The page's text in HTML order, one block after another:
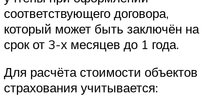
соответствующего договора,
который может быть заключён на
срок от 3-х месяцев до 1 года.
Для расчёта стоимости объектов
страхования учитывается: